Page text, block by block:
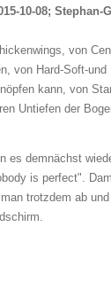
10-08; Stephan-
von
von Hard-Soft-
kann, von
Untiefen der
es demnächst
is perfect".
trotzdem ab